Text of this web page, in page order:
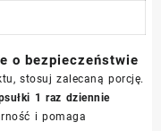
o bezpieczeństwie
stosuj zalecaną porcję.
1 raz dziennie
i pomaga